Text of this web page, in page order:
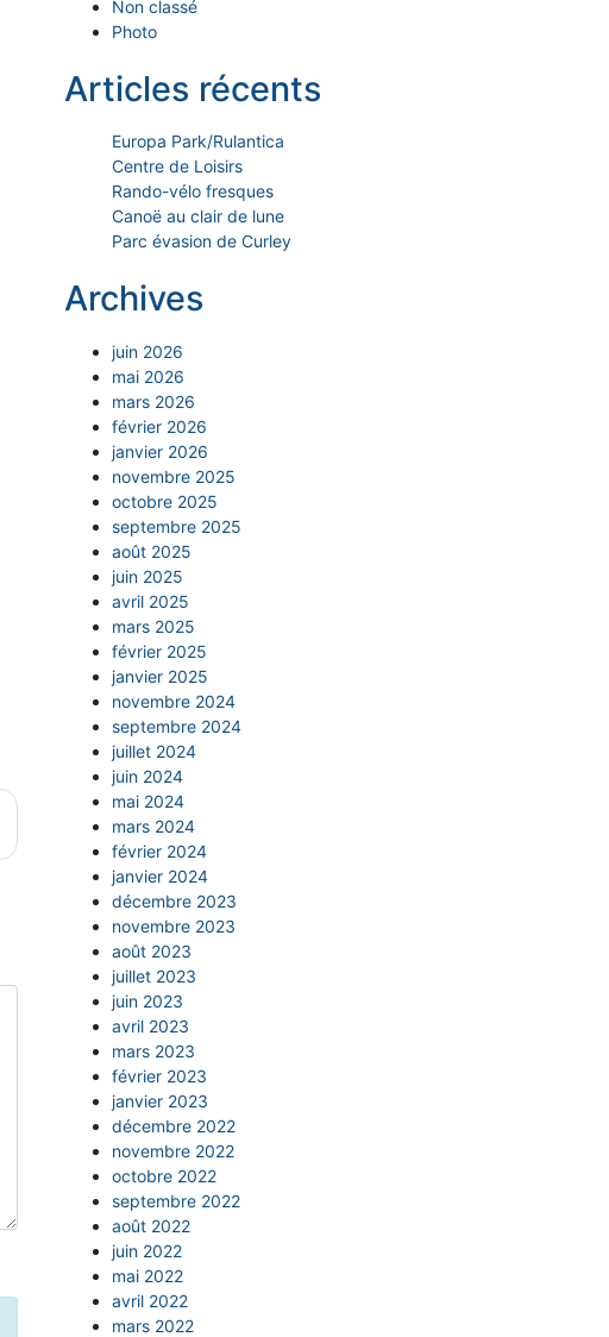
Non classé
Photo
Articles récents
Europa Park/Rulantica
Centre de Loisirs
Rando-vélo fresques
Canoë au clair de lune
Parc évasion de Curley
Archives
juin 2026
mai 2026
mars 2026
février 2026
janvier 2026
novembre 2025
octobre 2025
septembre 2025
août 2025
juin 2025
avril 2025
mars 2025
février 2025
janvier 2025
novembre 2024
septembre 2024
juillet 2024
juin 2024
mai 2024
mars 2024
février 2024
janvier 2024
décembre 2023
novembre 2023
août 2023
juillet 2023
juin 2023
avril 2023
mars 2023
février 2023
janvier 2023
décembre 2022
novembre 2022
octobre 2022
septembre 2022
août 2022
juin 2022
mai 2022
avril 2022
mars 2022